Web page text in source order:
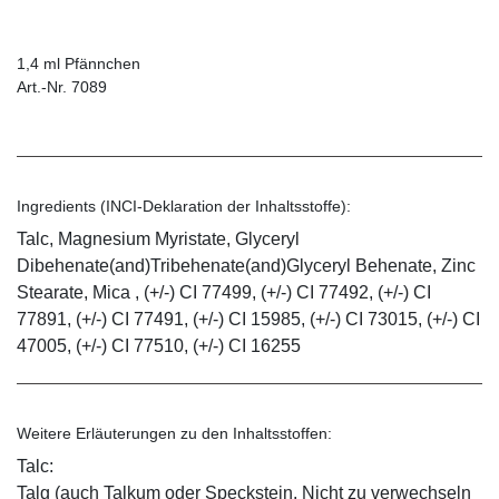
1,4 ml Pfännchen
Art.-Nr. 7089
Ingredients (INCI-Deklaration der Inhaltsstoffe):
Talc, Magnesium Myristate, Glyceryl
Dibehenate(and)Tribehenate(and)Glyceryl Behenate, Zinc
Stearate, Mica , (+/-) CI 77499, (+/-) CI 77492, (+/-) CI
77891, (+/-) CI 77491, (+/-) CI 15985, (+/-) CI 73015, (+/-) CI
47005, (+/-) CI 77510, (+/-) CI 16255
Weitere Erläuterungen zu den Inhaltsstoffen:
Talc:
Talg (auch Talkum oder Speckstein. Nicht zu verwechseln